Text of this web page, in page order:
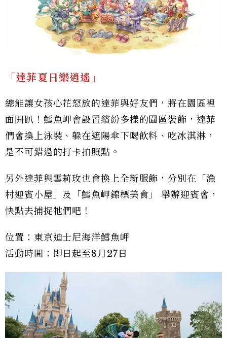
「達菲夏日樂逍遙」
總能讓女孩心花怒放的達菲與好友們，將在園區裡
面開趴！鱈魚岬會設置繽紛多樣的園區裝飾，達菲
們會換上泳裝、躲在遮陽傘下喝飲料、吃冰淇淋，
是不可錯過的打卡拍照點。
另外達菲與雪莉玫也會換上全新服飾，分別在「漁
村迎賓小屋」及「鱈魚岬錦標美食」 舉辦迎賓會，
快點去捕捉牠們吧！
位置：東京迪士尼海洋鱈魚岬
活動時間：即日起至8月27日